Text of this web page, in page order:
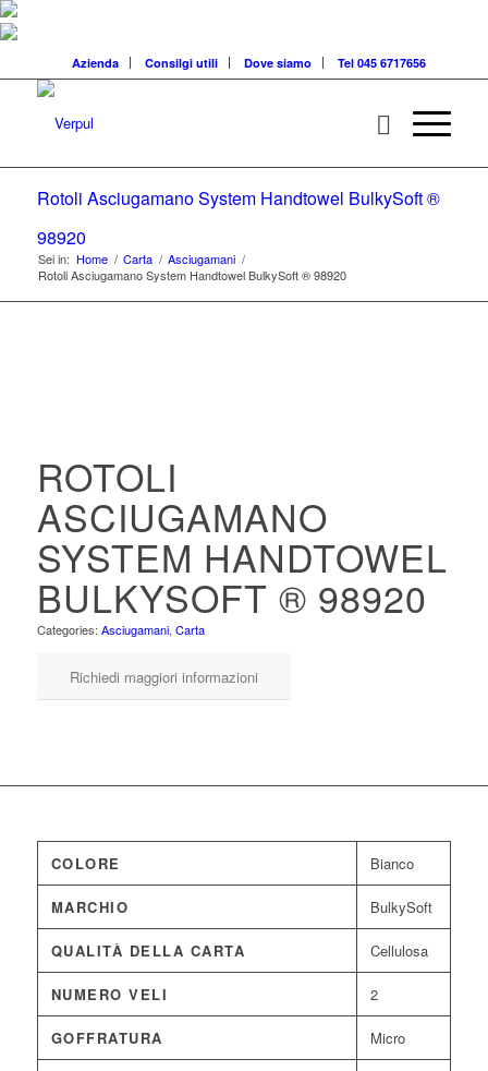
Azienda Consilgi utili Dove siamo Tel 045 6717656
Rotoli Asciugamano System Handtowel BulkySoft ®
98920
Sei in: Home / Carta / Asciugamani /
Rotoli Asciugamano System Handtowel BulkySoft ® 98920
ROTOLI
ASCIUGAMANO
SYSTEM HANDTOWEL
BULKYSOFT ® 98920
Categories: Asciugamani, Carta
Richiedi maggiori informazioni
COLORE Bianco
MARCHIO BulkySoft
QUALITÀ DELLA CARTA Cellulosa
NUMERO VELI 2
GOFFRATURA Micro